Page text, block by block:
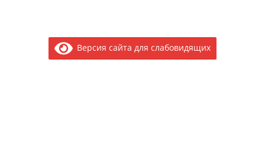
Версия сайта для слабовидящих